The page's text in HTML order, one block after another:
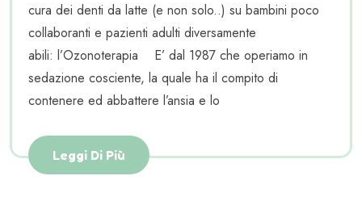
cura dei denti da latte (e non solo..) su bambini poco
collaboranti e pazienti adulti diversamente
abili: l’Ozonoterapia E’ dal 1987 che operiamo in
sedazione cosciente, la quale ha il compito di
contenere ed abbattere l’ansia e lo
Leggi Di Più